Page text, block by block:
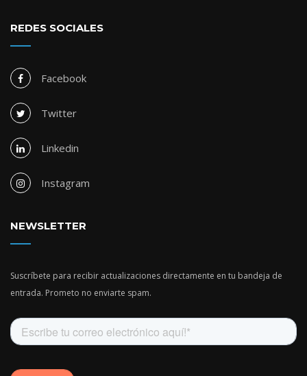
REDES SOCIALES
Facebook
Twitter
Linkedin
Instagram
NEWSLETTER
Suscríbete para recibir actualizaciones directamente en tu bandeja de
entrada. Prometo no enviarte spam.